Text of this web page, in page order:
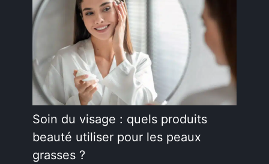
Soin du visage : quels produits
beauté utiliser pour les peaux
grasses ?